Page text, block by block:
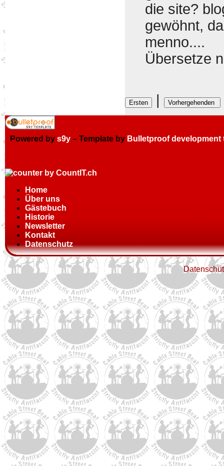
die site?
gewöhnt,
menno....
Übersetze
|
Powered by s9y – Template by Bulletproof development
Home
Über uns
Gästebuch
Historie
Newsletter
Kontakt
Datenschutz